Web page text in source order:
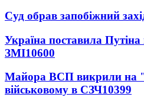
Суд обрав запобіжний
Україна поставила
ЗМІ10600
Майора ВСП викрили на
військовому в СЗЧ10399